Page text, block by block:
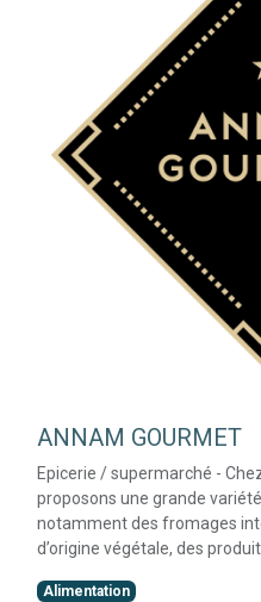
ANNAM GOURMET
Epicerie / supermarché -
proposons une grande
notamment des fromages
d’origine végétale, des
Alimentation